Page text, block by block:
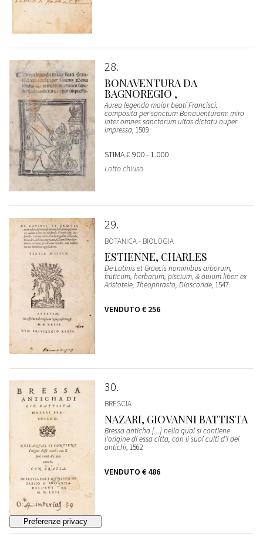
28
BONAVENTURA DA
BAGNOREGIO ,
Aurea legenda maior beati Francisci:
composita per sanctum Bonauenturam: miro
inter omnes sanctorum uitas dictatu nuper
impressa, 1509
STIMA€ 900 - 1.000
Lotto chiuso
29
BOTANICA - BIOLOGIA
ESTIENNE, CHARLES
De Latinis et Graecis nominibus arborum,
fruticum, herbarum, piscium, & auium liber: ex
Aristotele, Theophrasto, Dioscoride, 1547
VENDUTO € 256
30
BRESCIA
NAZARI, GIOVANNI BATTISTA
Bressa anticha [...] nella qual si contiene
l'origine di essa citta, con li suoi culti d'i dei
antichi, 1562
VENDUTO € 486